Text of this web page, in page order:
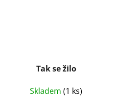
Tak se žilo
Skladem (1 ks)